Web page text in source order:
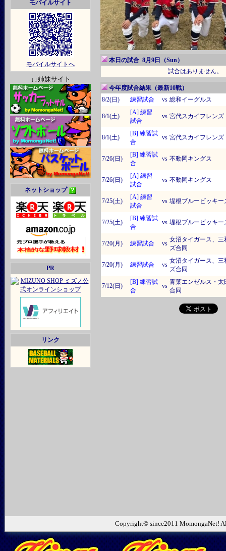
モバイルサイト
モバイルサイトへ
↓↓姉妹サイト
ネットショップ
PR
リンク
本日の試合 8月9日（Sun）
試合はありません。
今年度試合結果（最新10戦）
8/2(日)
練習試合 vs 総和イーグルス
8/1(土)
[A] 練習
試合
vs 宮代スカイフレンズ
8/1(土)
[B] 練習試
合
vs 宮代スカイフレンズ
7/26(日)
[B] 練習試
合
vs 不動岡キングス
7/26(日)
[A] 練習
試合
vs 不動岡キングス
7/25(土)
[A] 練習
試合
vs 堤根ブルービッキー
7/25(土)
[B] 練習試
合
vs 堤根ブルービッキー
7/20(月) 練習試合 vs
女沼タイガース、三
ズ合同
7/20(月) 練習試合 vs
女沼タイガース、三
ズ合同
7/12(日)
[B] 練習試
合
vs
青葉エンゼルス・太
合同
Copyright© since2011 MomongaNet!